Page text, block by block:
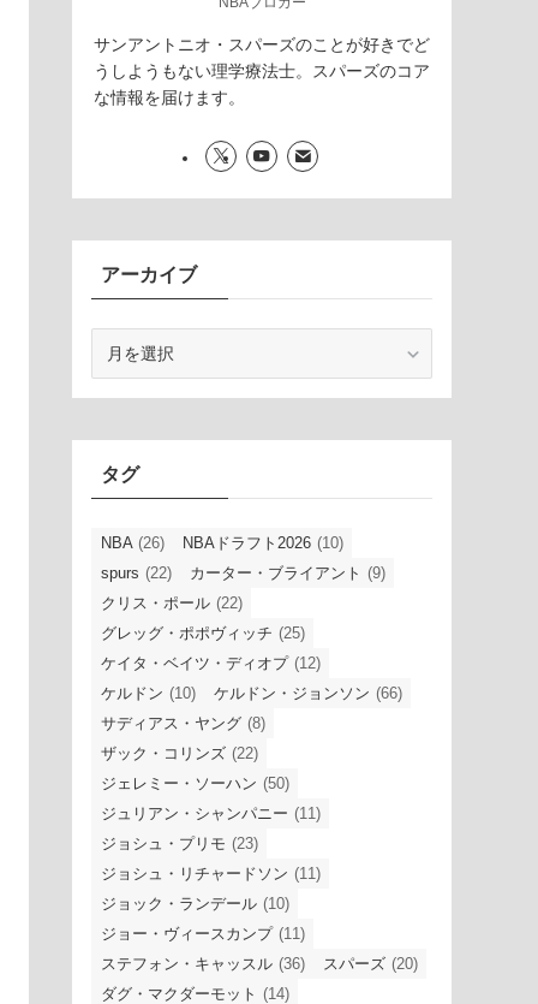
サンアントニオ・スパーズのことが好きでど
うしようもない理学療法士。スパーズのコア
な情報を届けます。
アーカイブ
ブ
タグ
NBA (26) NBAドラフト2026 (10)
spurs (22) カーター・ブライアント (9)
クリス・ポール (22)
グレッグ・ポポヴィッチ (25)
ケイタ・ベイツ・ディオプ (12)
ケルドン (10) ケルドン・ジョンソン (66)
サディアス・ヤング (8)
ザック・コリンズ (22)
ジェレミー・ソーハン (50)
ジュリアン・シャンパニー (11)
ジョシュ・プリモ (23)
ジョシュ・リチャードソン (11)
ジョック・ランデール (10)
ジョー・ヴィースカンプ (11)
ステフォン・キャッスル (36) スパーズ (20)
ダグ・マクダーモット (14)